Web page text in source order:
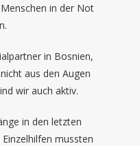
in der Not
in Bosnien,
aus den Augen
wir auch aktiv.
in den letzten
mussten